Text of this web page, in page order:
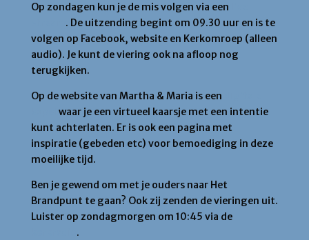
Op zondagen kun je de mis volgen via een
. De uitzending begint om 09.30 uur en is te
volgen op Facebook, website en Kerkomroep (alleen
audio). Je kunt de viering ook na afloop nog
terugkijken.
Op de website van Martha & Maria is een
waar je een virtueel kaarsje met een intentie
kunt achterlaten. Er is ook een pagina met
inspiratie (gebeden etc) voor bemoediging in deze
moeilijke tijd.
Ben je gewend om met je ouders naar Het
Brandpunt te gaan? Ook zij zenden de vieringen uit.
Luister op zondagmorgen om 10:45 via de
.